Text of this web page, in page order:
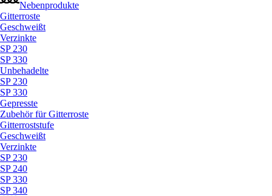
Nebenprodukte
Gitterroste
Geschweißt
Verzinkte
SP 230
SP 330
Unbehadelte
SP 230
SP 330
Gepresste
Zubehör für Gitterroste
Gitterroststufe
Geschweißt
Verzinkte
SP 230
SP 240
SP 330
SP 340